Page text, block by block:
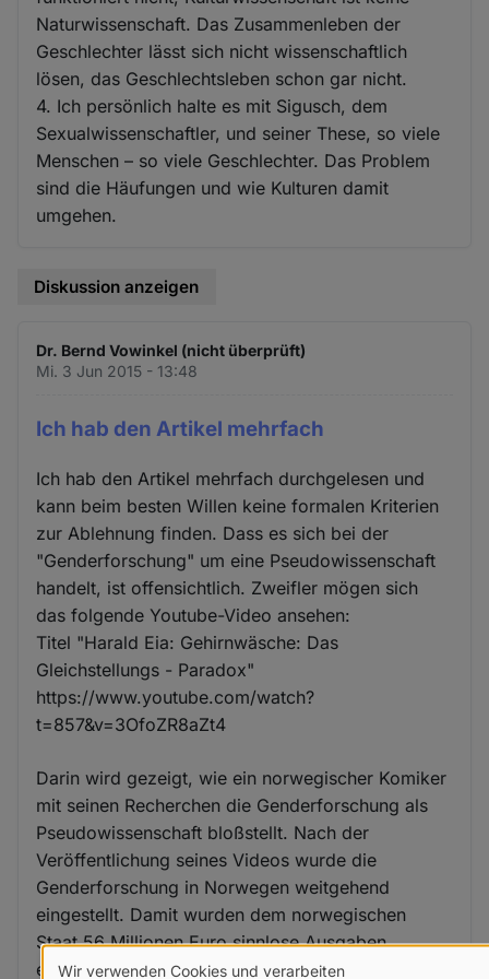
Naturwissenschaft. Das Zusammenleben der
Geschlechter lässt sich nicht wissenschaftlich
lösen, das Geschlechtsleben schon gar nicht.
4. Ich persönlich halte es mit Sigusch, dem
Sexualwissenschaftler, und seiner These, so viele
Menschen – so viele Geschlechter. Das Problem
sind die Häufungen und wie Kulturen damit
umgehen.
Diskussion anzeigen
Dr. Bernd Vowinkel (nicht überprüft)
Mi. 3 Jun 2015 - 13:48
Ich hab den Artikel mehrfach
Ich hab den Artikel mehrfach durchgelesen und
kann beim besten Willen keine formalen Kriterien
zur Ablehnung finden. Dass es sich bei der
"Genderforschung" um eine Pseudowissenschaft
handelt, ist offensichtlich. Zweifler mögen sich
das folgende Youtube-Video ansehen:
Titel "Harald Eia: Gehirnwäsche: Das
Gleichstellungs - Paradox"
https://www.youtube.com/watch?
t=857&v=3OfoZR8aZt4
Darin wird gezeigt, wie ein norwegischer Komiker
mit seinen Recherchen die Genderforschung als
Pseudowissenschaft bloßstellt. Nach der
Veröffentlichung seines Videos wurde die
Genderforschung in Norwegen weitgehend
eingestellt. Damit wurden dem norwegischen
Staat 56 Millionen Euro sinnlose Ausgaben
erspart. Soviel Einsicht würde man sich auch in
Wir verwenden Cookies und verarbeiten